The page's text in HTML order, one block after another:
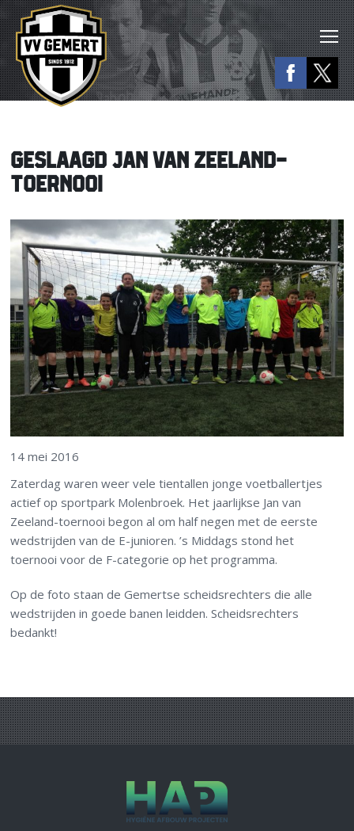
GESLAAGD JAN VAN ZEELAND-
TOERNOOI
14 mei 2016
Zaterdag waren weer vele tientallen jonge voetballertjes
actief op sportpark Molenbroek. Het jaarlijkse Jan van
Zeeland-toernooi begon al om half negen met de eerste
wedstrijden van de E-junioren. ’s Middags stond het
toernooi voor de F-categorie op het programma.
Op de foto staan de Gemertse scheidsrechters die alle
wedstrijden in goede banen leidden. Scheidsrechters
bedankt!